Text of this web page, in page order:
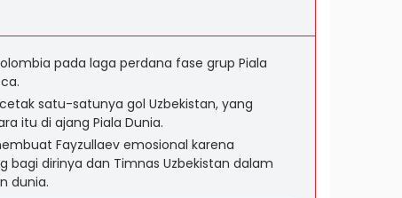
pada laga perdana fase grup Piala
satu-satunya gol Uzbekistan, yang
itu di ajang Piala Dunia.
Fayzullaev emosional karena
dirinya dan Timnas Uzbekistan dalam
dunia.